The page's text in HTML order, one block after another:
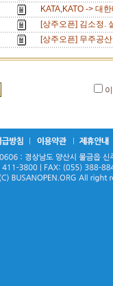
KATA,KATO -> 대
[상주오픈] 김소정.
[상주오픈] 무주공